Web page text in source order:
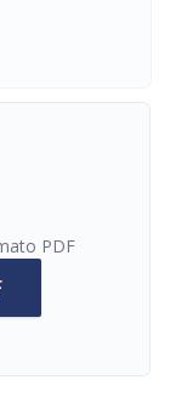
PDF